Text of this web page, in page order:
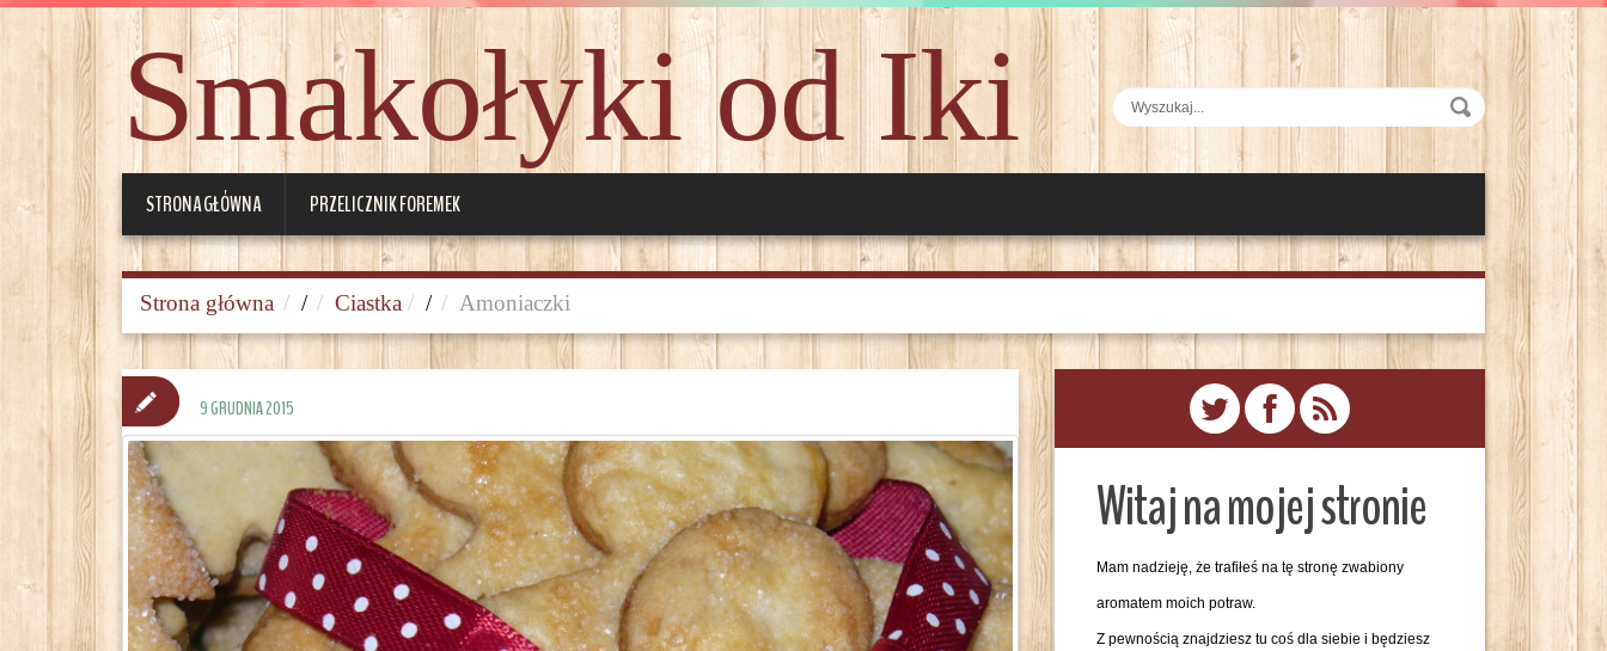
Smakołyki od Iki
STRONA GŁÓWNA PRZELICZNIK FOREMEK
Strona główna / Ciastka / Amoniaczki
9 GRUDNIA 2015
Witaj na mojej stronie
Mam nadzieję, że trafiłeś na tę stronę zwabiony
aromatem moich potraw.
Z pewnością znajdziesz tu coś dla siebie i będziesz